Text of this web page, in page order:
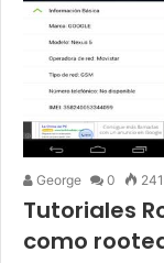
George 0 241
Tutoriales
como